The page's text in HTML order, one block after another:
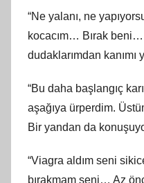
“Ne yalanı, ne
kocacım… Bırak
dudaklarımdan
“Bu daha başlangıç
aşağıya ürperdim.
Bir yandan da
“Viagra aldım seni
bırakmam seni… Az